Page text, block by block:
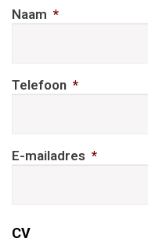
Naam *
Telefoon *
E-mailadres *
CV